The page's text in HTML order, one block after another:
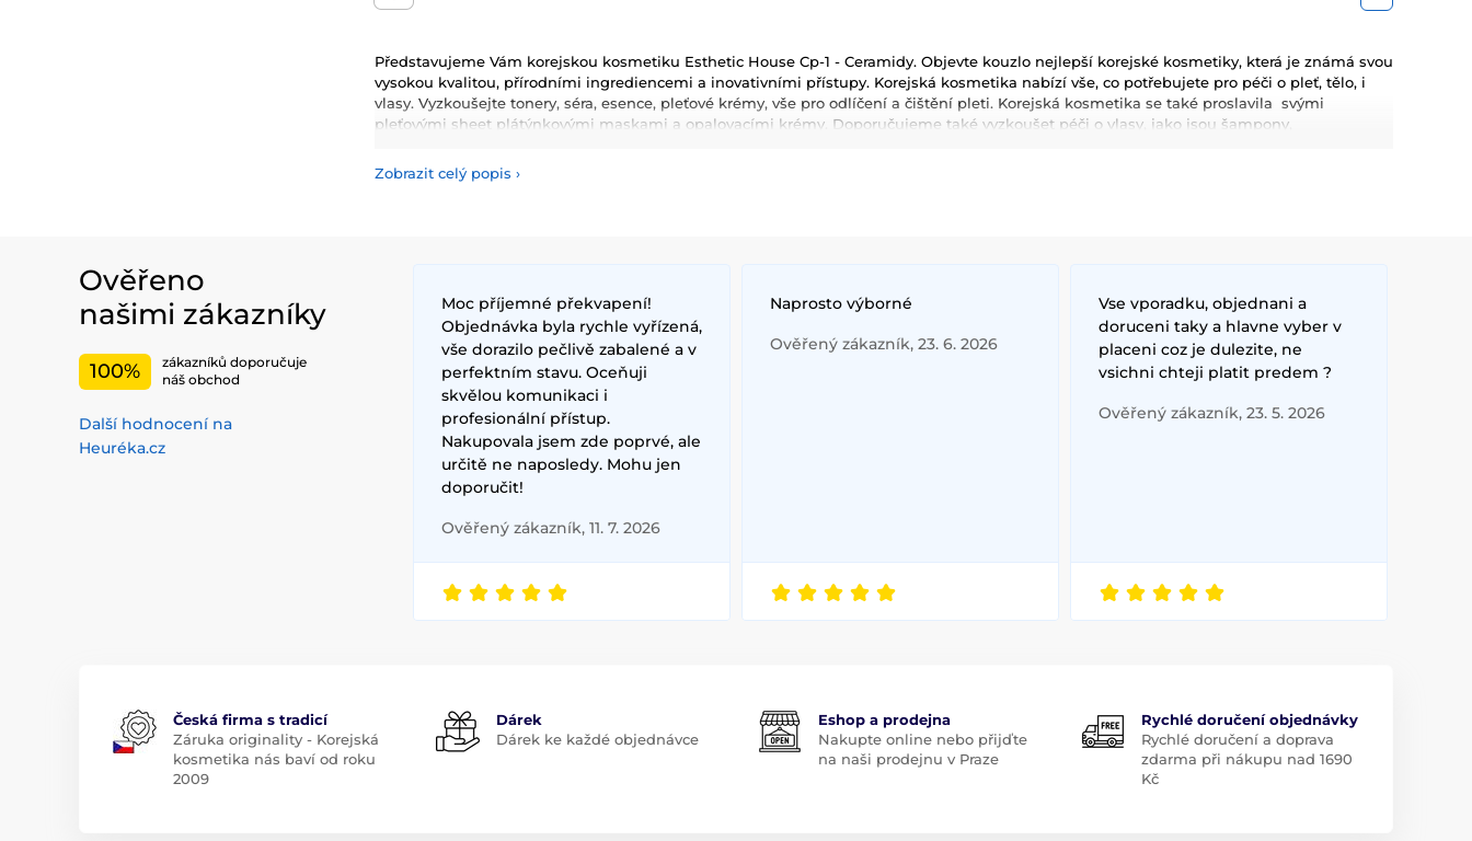
Představujeme Vám korejskou kosmetiku Esthetic House Cp-1 - Ceramidy. Objevte kouzlo nejlepší korejské kosmetiky, která je známá svou
vysokou kvalitou, přírodními ingrediencemi a inovativními přístupy. Korejská kosmetika nabízí vše, co potřebujete pro péči o pleť, tělo, i
vlasy. Vyzkoušejte tonery, séra, esence, pleťové krémy, vše pro odlíčení a čištění pleti. Korejská kosmetika se také proslavila svými
pleťovými sheet plátýnkovými maskami a opalovacími krémy. Doporučujeme také vyzkoušet péči o vlasy, jako jsou šampony,
Mezi nejčastěji používané ingredience patří šnečí extrakt, zelený čaj, aloe vera a kyselina hyaluronová, které poskytují hloubkovou
Zobrazit celý popis ›
Ověřeno
našimi zákazníky
100%
zákazníků doporučuje
náš obchod
Další hodnocení na
Heuréka.cz
Moc příjemné překvapení!
Objednávka byla rychle vyřízená,
vše dorazilo pečlivě zabalené a v
perfektním stavu. Oceňuji
skvělou komunikaci i
profesionální přístup.
Nakupovala jsem zde poprvé, ale
určitě ne naposledy. Mohu jen
doporučit!
Ověřený zákazník, 11. 7. 2026
Naprosto výborné
Ověřený zákazník, 23. 6. 2026
Vse vporadku, objednani a
doruceni taky a hlavne vyber v
placeni coz je dulezite, ne
vsichni chteji platit predem ?
Ověřený zákazník, 23. 5. 2026
Česká firma s tradicí
Záruka originality - Korejská
kosmetika nás baví od roku
2009
Dárek
Dárek ke každé objednávce
Eshop a prodejna
Nakupte online nebo přijďte
na naši prodejnu v Praze
Rychlé doručení objednávky
Rychlé doručení a doprava
zdarma při nákupu nad 1690
Kč